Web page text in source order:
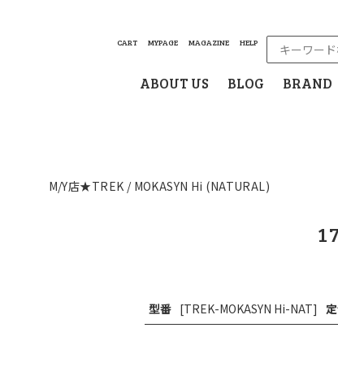
CART MYPAGE MAGAZINE HELP
ABOUT US BLOG BRAND
M/Y店★TREK / MOKASYN Hi (NATURAL)
型番 [TREK-MOKASYN Hi-NAT]